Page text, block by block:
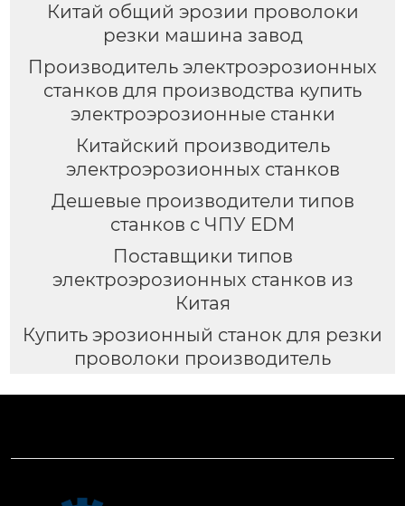
Китай общий эрозии проволоки
резки машина завод
Производитель электроэрозионных
станков для производства купить
электроэрозионные станки
Китайский производитель
электроэрозионных станков
Дешевые производители типов
станков с ЧПУ EDM
Поставщики типов
электроэрозионных станков из
Китая
Купить эрозионный станок для резки
проволоки производитель